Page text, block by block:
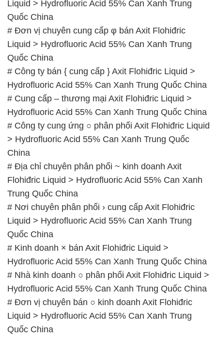
Liquid > Hydrofluoric Acid 55% Can Xanh Trung
Quốc China
# Đơn vị chuyên cung cấp φ bán Axit Flohiđric
Liquid > Hydrofluoric Acid 55% Can Xanh Trung
Quốc China
# Công ty bán { cung cấp } Axit Flohiđric Liquid >
Hydrofluoric Acid 55% Can Xanh Trung Quốc China
# Cung cấp – thương mại Axit Flohiđric Liquid >
Hydrofluoric Acid 55% Can Xanh Trung Quốc China
# Công ty cung ứng ○ phân phối Axit Flohiđric Liquid
> Hydrofluoric Acid 55% Can Xanh Trung Quốc
China
# Địa chỉ chuyên phân phối ~ kinh doanh Axit
Flohiđric Liquid > Hydrofluoric Acid 55% Can Xanh
Trung Quốc China
# Nơi chuyên phân phối › cung cấp Axit Flohiđric
Liquid > Hydrofluoric Acid 55% Can Xanh Trung
Quốc China
# Kinh doanh × bán Axit Flohiđric Liquid >
Hydrofluoric Acid 55% Can Xanh Trung Quốc China
# Nhà kinh doanh ○ phân phối Axit Flohiđric Liquid >
Hydrofluoric Acid 55% Can Xanh Trung Quốc China
# Đơn vị chuyên bán ○ kinh doanh Axit Flohiđric
Liquid > Hydrofluoric Acid 55% Can Xanh Trung
Quốc China